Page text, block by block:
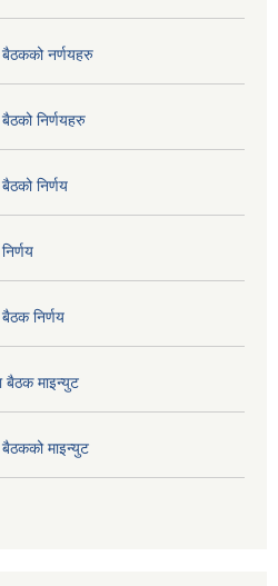
नर्णयहरु
निर्णयहरु
निर्णय
निर्णय
बैठक माइन्युट
माइन्युट